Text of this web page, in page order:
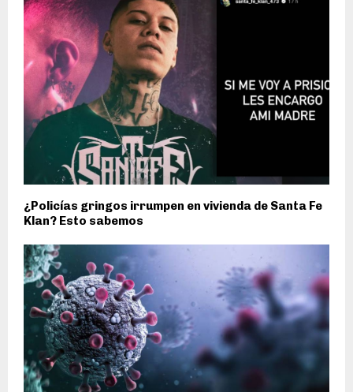
¿Policías gringos irrumpen en vivienda de Santa Fe
Klan? Esto sabemos